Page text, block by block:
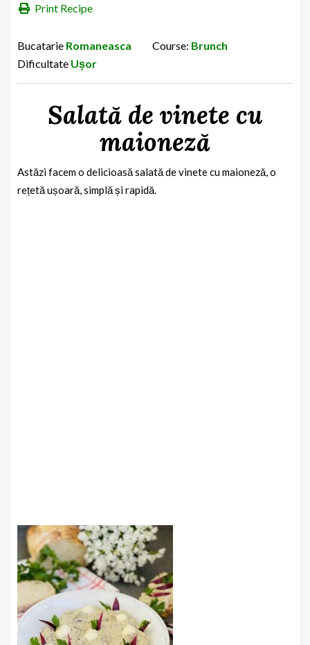
Print Recipe
Bucatarie Romaneasca Course: Brunch
Dificultate Ușor
Salată de vinete cu
maioneză
Astăzi facem o delicioasă salată de vinete cu maioneză, o
rețetă ușoară, simplă și rapidă.